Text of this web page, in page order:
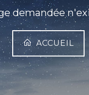
demandée
ACCUEIL